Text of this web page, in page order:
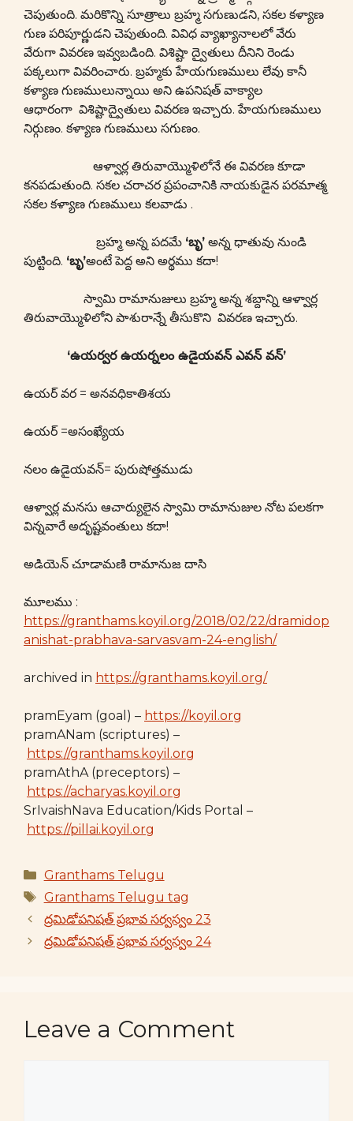
చెపుతుంది. మరికొన్ని సూత్రాలు బ్రహ్మ సగుణుడని, సకల కళ్యాణ
గుణ పరిపూర్ణుడని చెపుతుంది. వివిధ వ్యాఖ్యానాలలో వేరు
వేరుగా వివరణ ఇవ్వబడింది. విశిష్టా ద్వైతులు దీనిని రెండు
పక్కలుగా వివరించారు. బ్రహ్మకు హేయగుణములు లేవు కానీ
కళ్యాణ గుణములున్నాయి అని ఉపనిషత్ వాక్యాల
ఆధారంగా విశిష్టాద్వైతులు వివరణ ఇచ్చారు. హేయగుణములు
నిర్గుణం. కళ్యాణ గుణములు సగుణం.
ఆళ్వార్ల తిరువాయ్మొళిలోనే ఈ వివరణ కూడా
కనపడుతుంది. సకల చరాచర ప్రపంచానికి నాయకుడైన పరమాత్మ
సకల కళ్యాణ గుణములు కలవాడు .
బ్రహ్మ అన్న పదమే ‘బృ’ అన్న ధాతువు నుండి
పుట్టింది. ‘బృ’అంటే పెద్ద అని అర్థము కదా!
స్వామి రామానుజులు బ్రహ్మ అన్న శబ్దాన్ని ఆళ్వార్ల
తిరువాయ్మొళిలోని పాశురాన్నే తీసుకొని వివరణ ఇచ్చారు.
‘ఉయర్వర ఉయర్నలం ఉడైయవన్ ఎవన్ వన్’
ఉయర్ వర = అనవధికాతిశయ
ఉయర్ =అసంఖ్యేయ
నలం ఉడైయవన్= పురుషోత్తముడు
ఆళ్వార్ల మనసు ఆచార్యులైన స్వామి రామానుజుల నోట పలకగా
విన్నవారే అదృష్టవంతులు కదా!
అడియెన్ చూడామణి రామానుజ దాసి
మూలము :
https://granthams.koyil.org/2018/02/22/dramidop
anishat-prabhava-sarvasvam-24-english/
archived in https://granthams.koyil.org/
pramEyam (goal) – https://koyil.org
pramANam (scriptures) –
https://granthams.koyil.org
pramAthA (preceptors) –
https://acharyas.koyil.org
SrIvaishNava Education/Kids Portal –
https://pillai.koyil.org
Categories
Granthams Telugu
Tags
Granthams Telugu tag
ద్రమిడోపనిషత్ ప్రభావ సర్వస్వం 23
ద్రమిడోపనిషత్ ప్రభావ సర్వస్వం 24
Leave a Comment